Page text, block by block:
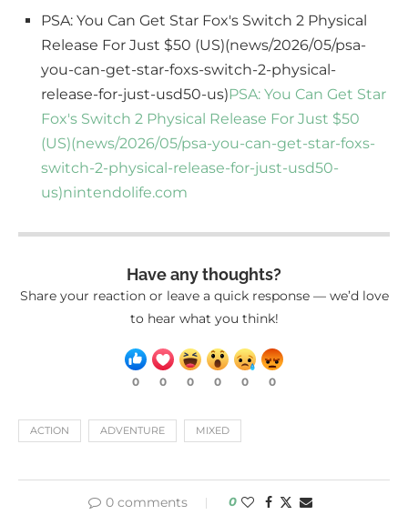
PSA: You Can Get Star Fox's Switch 2 Physical
Release For Just $50 (US)(news/2026/05/psa-
you-can-get-star-foxs-switch-2-physical-
release-for-just-usd50-us)PSA: You Can Get Star
Fox's Switch 2 Physical Release For Just $50
(US)(news/2026/05/psa-you-can-get-star-foxs-
switch-2-physical-release-for-just-usd50-
us)nintendolife.com
Have any thoughts?
Share your reaction or leave a quick response — we’d love
to hear what you think!
0 0 0 0 0 0
ACTION ADVENTURE MIXED
0 comments 0